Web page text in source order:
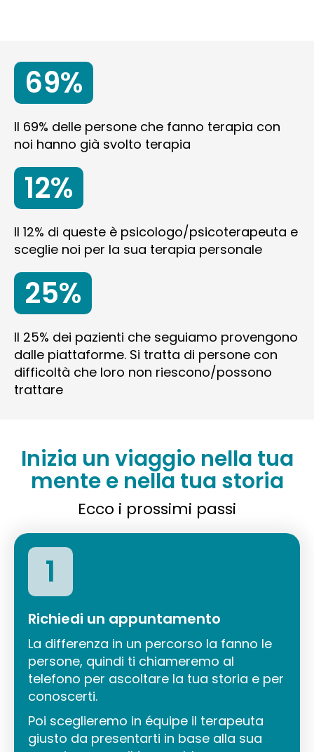
69%
Il 69% delle persone che fanno terapia con
noi hanno già svolto terapia
12%
Il 12% di queste è psicologo/psicoterapeuta e
sceglie noi per la sua terapia personale
25%
Il 25% dei pazienti che seguiamo provengono
dalle piattaforme. Si tratta di persone con
difficoltà che loro non riescono/possono
trattare
Inizia un viaggio nella tua
mente e nella tua storia
Ecco i prossimi passi
1
Richiedi un appuntamento
La differenza in un percorso la fanno le
persone, quindi ti chiameremo al
telefono per ascoltare la tua storia e per
conoscerti.
Poi sceglieremo in équipe il terapeuta
giusto da presentarti in base alla sua